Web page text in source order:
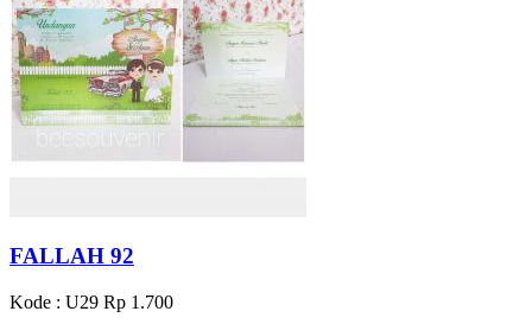
FALLAH 92
Kode : U29 Rp 1.700